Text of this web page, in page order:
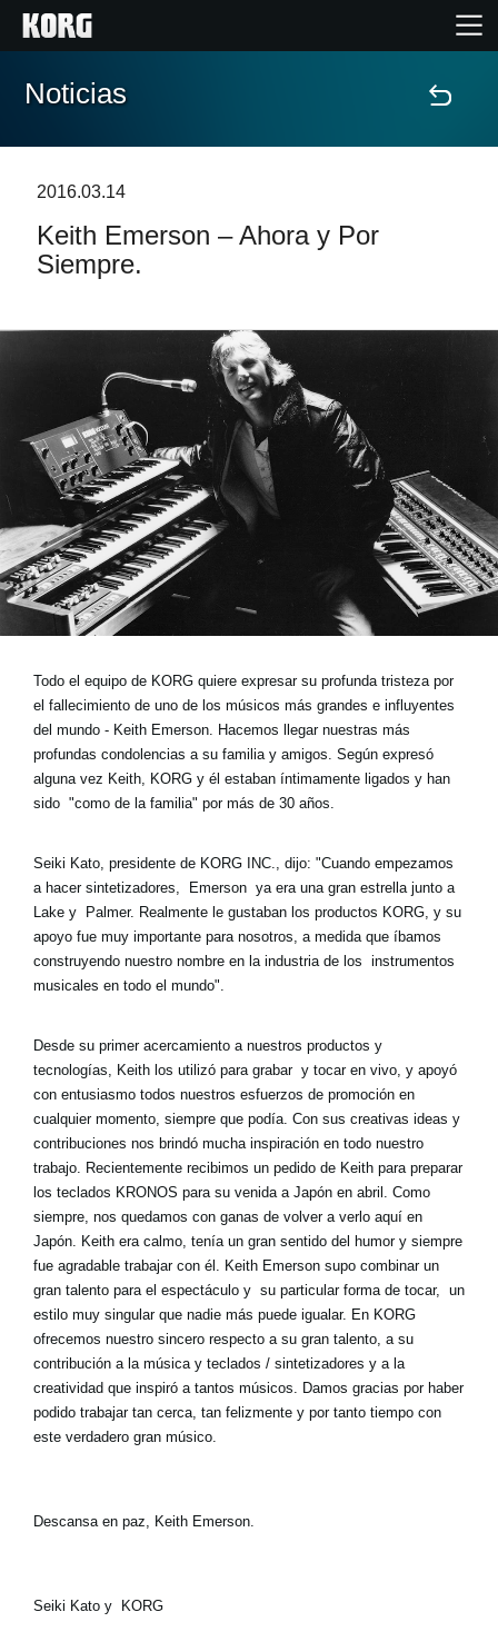
Inicio
Características
Localizador de Tiendas
Noticias
Ubicación
Redes Sociales
Acerca de KORG
Noticias
2016.03.14
Keith Emerson – Ahora y Por
Siempre.
Todo el equipo de KORG quiere expresar su profunda tristeza por
el fallecimiento de uno de los músicos más grandes e influyentes
del mundo - Keith Emerson. Hacemos llegar nuestras más
profundas condolencias a su familia y amigos. Según expresó
alguna vez Keith, KORG y él estaban íntimamente ligados y han
sido "como de la familia" por más de 30 años.
Seiki Kato, presidente de KORG INC., dijo: "Cuando empezamos
a hacer sintetizadores, Emerson ya era una gran estrella junto a
Lake y Palmer. Realmente le gustaban los productos KORG, y su
apoyo fue muy importante para nosotros, a medida que íbamos
construyendo nuestro nombre en la industria de los instrumentos
musicales en todo el mundo".
Desde su primer acercamiento a nuestros productos y
tecnologías, Keith los utilizó para grabar y tocar en vivo, y apoyó
con entusiasmo todos nuestros esfuerzos de promoción en
cualquier momento, siempre que podía. Con sus creativas ideas y
contribuciones nos brindó mucha inspiración en todo nuestro
trabajo. Recientemente recibimos un pedido de Keith para preparar
los teclados KRONOS para su venida a Japón en abril. Como
siempre, nos quedamos con ganas de volver a verlo aquí en
Japón. Keith era calmo, tenía un gran sentido del humor y siempre
fue agradable trabajar con él. Keith Emerson supo combinar un
gran talento para el espectáculo y su particular forma de tocar, un
estilo muy singular que nadie más puede igualar. En KORG
ofrecemos nuestro sincero respecto a su gran talento, a su
contribución a la música y teclados / sintetizadores y a la
creatividad que inspiró a tantos músicos. Damos gracias por haber
podido trabajar tan cerca, tan felizmente y por tanto tiempo con
este verdadero gran músico.
Descansa en paz, Keith Emerson.
Seiki Kato y KORG